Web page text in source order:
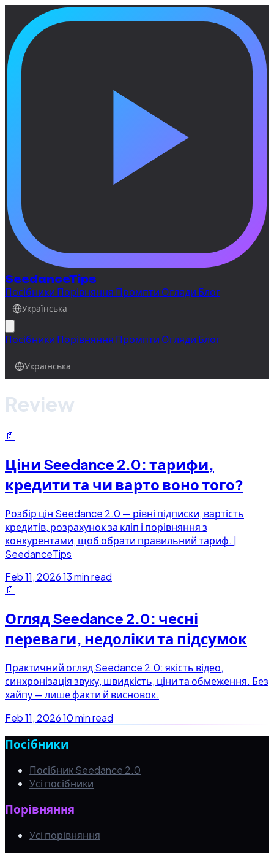
SeedanceTips
Посібники Порівняння Промпти Огляди Блог
Українська
Посібники Порівняння Промпти Огляди Блог
Українська
Review
📄
Ціни Seedance 2.0: тарифи,
кредити та чи варто воно того?
Розбір цін Seedance 2.0 — рівні підписки, вартість
кредитів, розрахунок за кліп і порівняння з
конкурентами, щоб обрати правильний тариф. |
SeedanceTips
Feb 11, 202613 min read
📄
Огляд Seedance 2.0: чесні
переваги, недоліки та підсумок
Практичний огляд Seedance 2.0: якість відео,
синхронізація звуку, швидкість, ціни та обмеження. Без
хайпу — лише факти й висновок.
Feb 11, 202610 min read
Посібники
Посібник Seedance 2.0
Усі посібники
Порівняння
Усі порівняння